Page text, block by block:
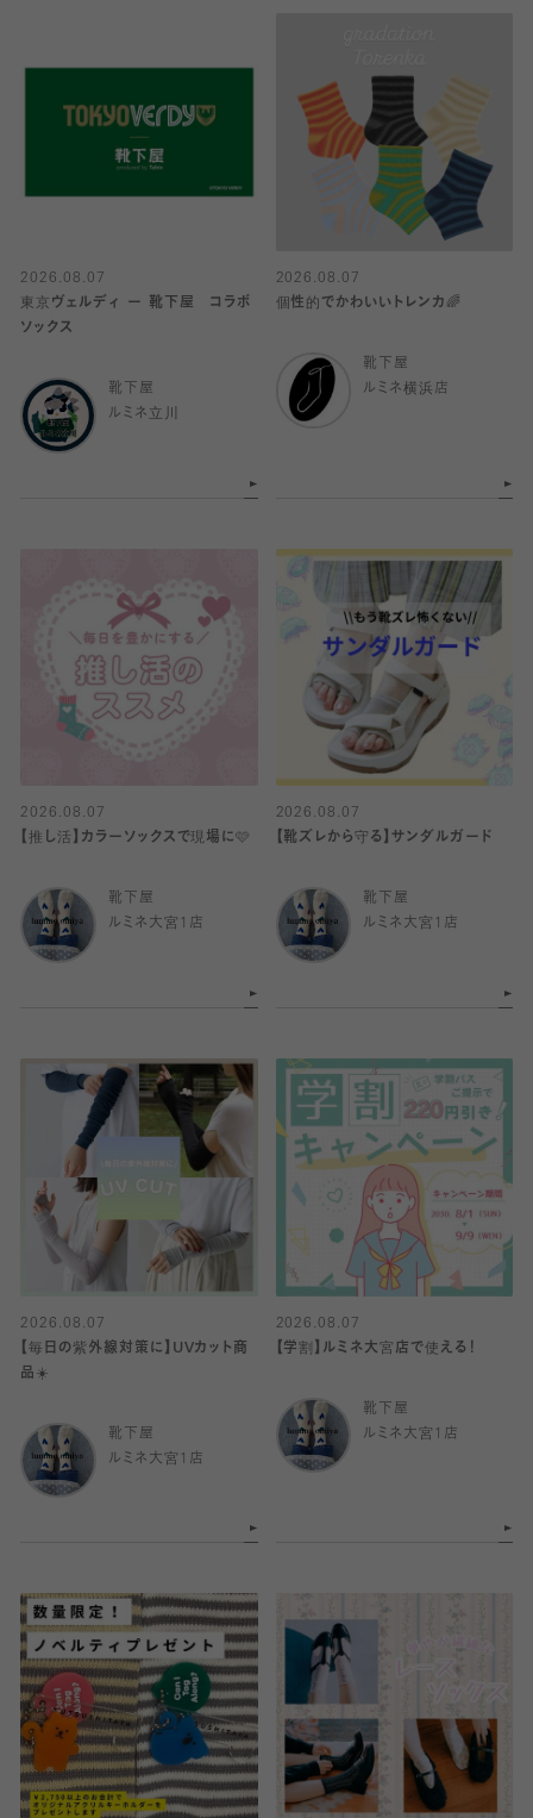
2026.08.07
東京ヴェルディ ー 靴下屋 コラボ
ソックス
靴下屋
ルミネ立川
2026.08.07
個性的でかわいいトレンカ🌈
靴下屋
ルミネ横浜店
2026.08.07
【推し活】カラーソックスで現場に🩷
靴下屋
ルミネ大宮1店
2026.08.07
【靴ズレから守る】サンダルガード
靴下屋
ルミネ大宮1店
2026.08.07
【毎日の紫外線対策に】UVカット商
品☀️
靴下屋
ルミネ大宮1店
2026.08.07
【学割】ルミネ大宮店で使える！
靴下屋
ルミネ大宮1店